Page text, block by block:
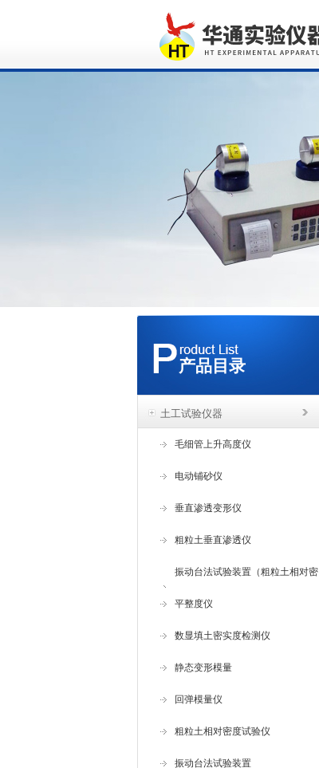
产品目录
土工试验仪器
毛细管上升高度仪
电动铺砂仪
垂直渗透变形仪
粗粒土垂直渗透仪
振动台法试验装置（粗粒土相对密
度试验仪 ）
平整度仪
数显填土密实度检测仪
静态变形模量
回弹模量仪
粗粒土相对密度试验仪
振动台法试验装置